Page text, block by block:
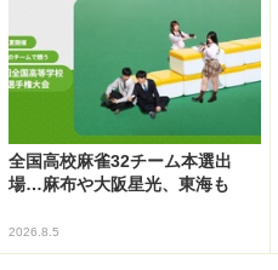
全国高校麻雀32チーム本選出
場…麻布や大阪星光、東海も
2026.8.5